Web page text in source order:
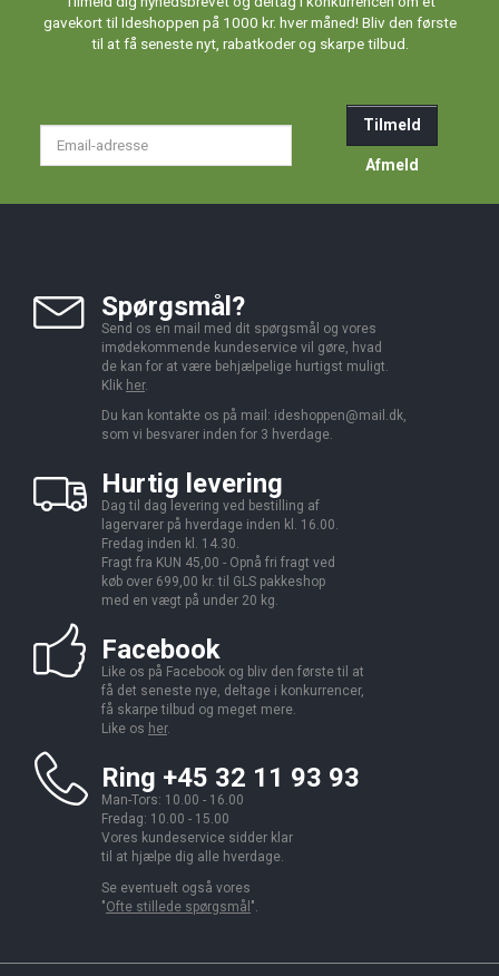
gavekort til Ideshoppen på 1000 kr. hver måned! Bliv den første
til at få seneste nyt, rabatkoder og skarpe tilbud.
Tilmeld
Afmeld
Spørgsmål?
Send os en mail med dit spørgsmål og vores
imødekommende kundeservice vil gøre, hvad
de kan for at være behjælpelige hurtigst muligt.
Klik her.
Du kan kontakte os på mail: ideshoppen@mail.dk,
som vi besvarer inden for 3 hverdage.
Hurtig levering
Dag til dag levering ved bestilling af
lagervarer på hverdage inden kl. 16.00.
Fredag inden kl. 14.30.
Fragt fra KUN 45,00 - Opnå fri fragt ved
køb over 699,00 kr. til GLS pakkeshop
med en vægt på under 20 kg.
Facebook
Like os på Facebook og bliv den første til at
få det seneste nye, deltage i konkurrencer,
få skarpe tilbud og meget mere.
Like os her.
Ring +45 32 11 93 93
Man-Tors: 10.00 - 16.00
Fredag: 10.00 - 15.00
Vores kundeservice sidder klar
til at hjælpe dig alle hverdage.
Se eventuelt også vores
"Ofte stillede spørgsmål ".